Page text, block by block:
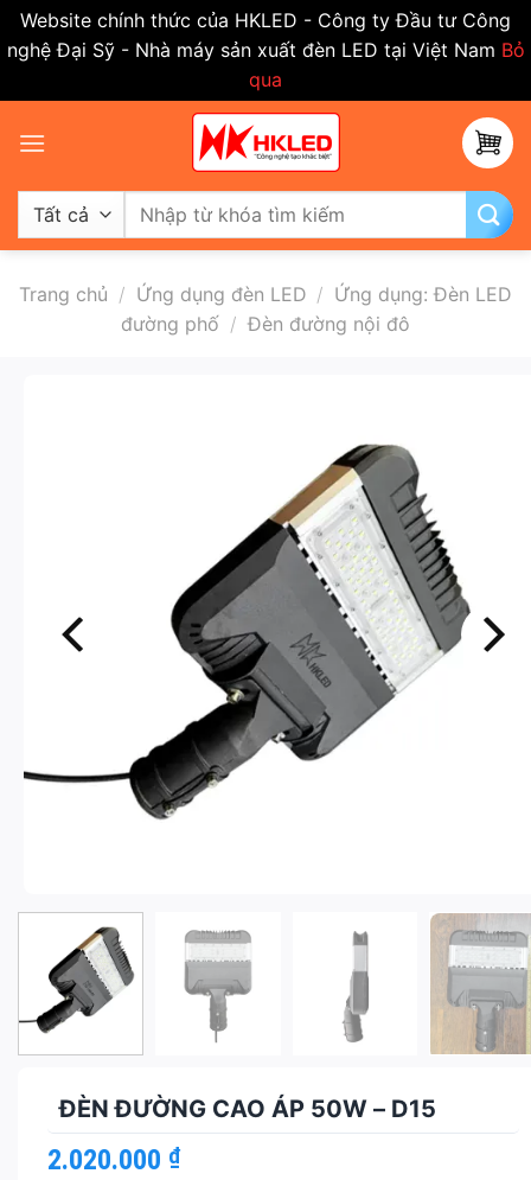
Website chính thức của HKLED - Công ty Đầu tư Công
nghệ Đại Sỹ - Nhà máy sản xuất đèn LED tại Việt Nam Bỏ
qua
qua
dung
Tìm
kiếm:
Trang chủ / Ứng dụng đèn LED / Ứng dụng: Đèn LED
đường phố / Đèn đường nội đô
ĐÈN ĐƯỜNG CAO ÁP 50W – D15
2.020.000 ₫